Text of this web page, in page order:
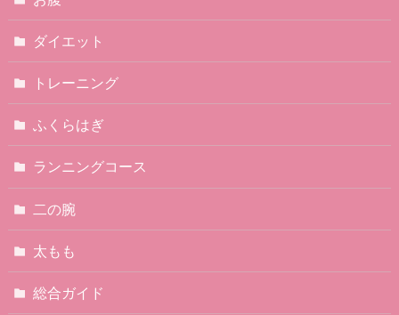
ダイエット
トレーニング
ふくらはぎ
ランニングコース
二の腕
太もも
総合ガイド